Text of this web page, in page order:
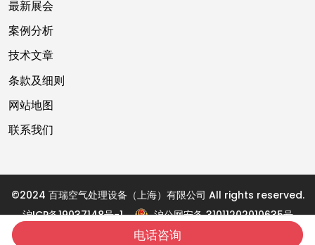
最新展会
案例分析
技术文章
条款及细则
网站地图
联系我们
©2024 百瑞空气处理设备（上海）有限公司 All rights reserved.
沪ICP备19037148号-1
沪公网安备 31011202010635号
技术支持：上海邦宁
电话咨询